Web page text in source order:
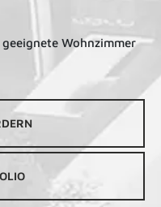
Wohnzimmer